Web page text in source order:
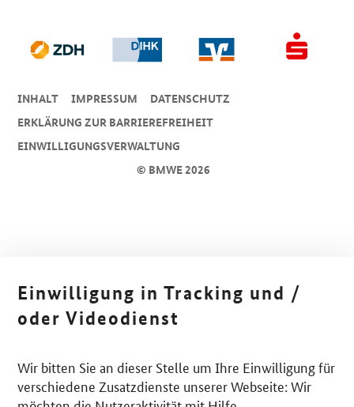
© BMWE 2026
INHALT IMPRESSUM
DA­TEN­SCHUTZ
ERKLÄRUNG ZUR BARRIEREFREIHEIT
EINWILLIGUNGSVERWALTUNG
Einwilligung in Tracking und /
oder Videodienst
Wir bitten Sie an dieser Stelle um Ihre Einwilligung für
verschiedene Zusatzdienste unserer Webseite: Wir